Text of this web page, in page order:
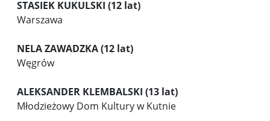
STASIEK KUKULSKI (12 lat)
Warszawa
NELA ZAWADZKA (12 lat)
Węgrów
ALEKSANDER KLEMBALSKI (13 lat)
Młodzieżowy Dom Kultury w Kutnie